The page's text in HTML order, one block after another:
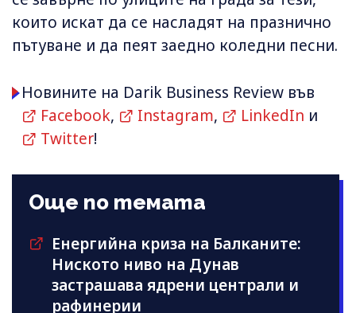
които искат да се насладят на празнично
пътуване и да пеят заедно коледни песни.
Новините на Darik Business Review във
Facebook, Instagram, LinkedIn и
Twitter!
Още по темата
Енергийна криза на Балканите:
Ниското ниво на Дунав
застрашава ядрени централи и
рафинерии